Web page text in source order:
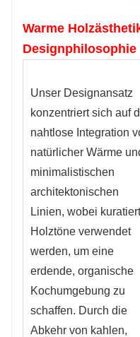
Warme
Designphilosophie
Unser Designansatz
konzentriert sich auf
nahtlose Integration
natürlicher Wärme
minimalistischen
architektonischen
Linien, wobei
Holztöne verwendet
werden, um eine
erdende, organische
Kochumgebung zu
schaffen. Durch die
Abkehr von kahlen,